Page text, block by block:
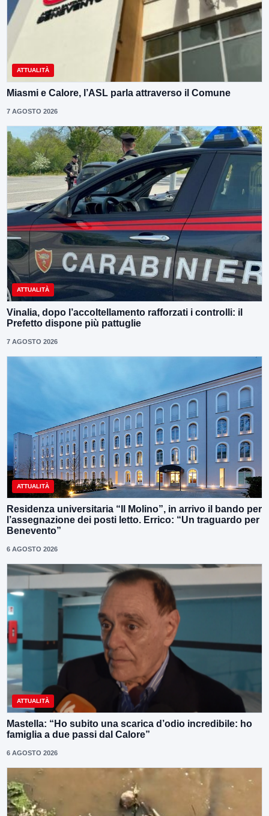
ATTUALITÀ
Miasmi e Calore, l’ASL parla attraverso il Comune
7 AGOSTO 2026
ATTUALITÀ
Vinalia, dopo l’accoltellamento rafforzati i controlli: il
Prefetto dispone più pattuglie
7 AGOSTO 2026
ATTUALITÀ
Residenza universitaria “Il Molino”, in arrivo il bando per
l’assegnazione dei posti letto. Errico: “Un traguardo per
Benevento”
6 AGOSTO 2026
ATTUALITÀ
Mastella: “Ho subito una scarica d’odio incredibile: ho
famiglia a due passi dal Calore”
6 AGOSTO 2026